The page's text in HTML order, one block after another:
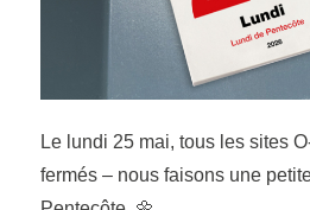
Le lundi 25 mai, tous les sites
fermés – nous faisons une